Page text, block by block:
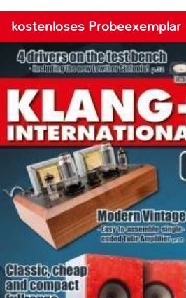
kostenloses Probeexemplar